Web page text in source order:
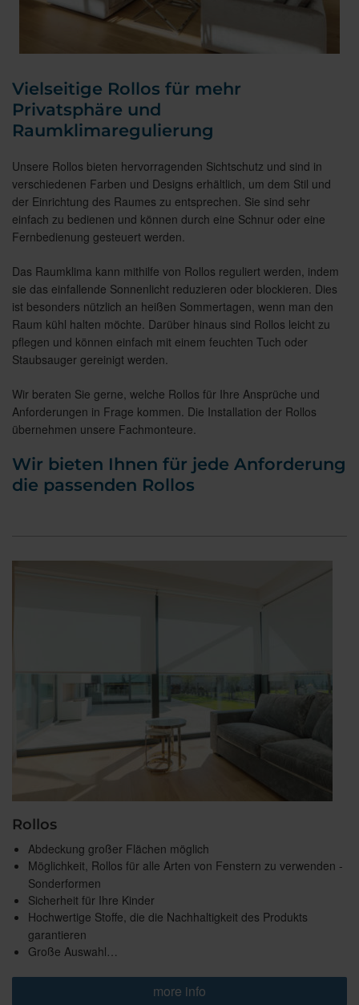
Vielseitige Rollos für mehr
Privatsphäre und
Raumklimaregulierung
Unsere Rollos bieten hervorragenden Sichtschutz und sind in
verschiedenen Farben und Designs erhältlich, um dem Stil und
der Einrichtung des Raumes zu entsprechen. Sie sind sehr
einfach zu bedienen und können durch eine Schnur oder eine
Fernbedienung gesteuert werden.
Das Raumklima kann mithilfe von Rollos reguliert werden, indem
sie das einfallende Sonnenlicht reduzieren oder blockieren. Dies
ist besonders nützlich an heißen Sommertagen, wenn man den
Raum kühl halten möchte. Darüber hinaus sind Rollos leicht zu
pflegen und können einfach mit einem feuchten Tuch oder
Staubsauger gereinigt werden.
Wir beraten Sie gerne, welche Rollos für Ihre Ansprüche und
Anforderungen in Frage kommen. Die Installation der Rollos
übernehmen unsere Fachmonteure.
Wir bieten Ihnen für jede Anforderung
die passenden Rollos
Rollos
Abdeckung großer Flächen möglich
Möglichkeit, Rollos für alle Arten von Fenstern zu verwenden -
Sonderformen
Sicherheit für Ihre Kinder
Hochwertige Stoffe, die die Nachhaltigkeit des Produkts
garantieren
Große Auswahl…
more info